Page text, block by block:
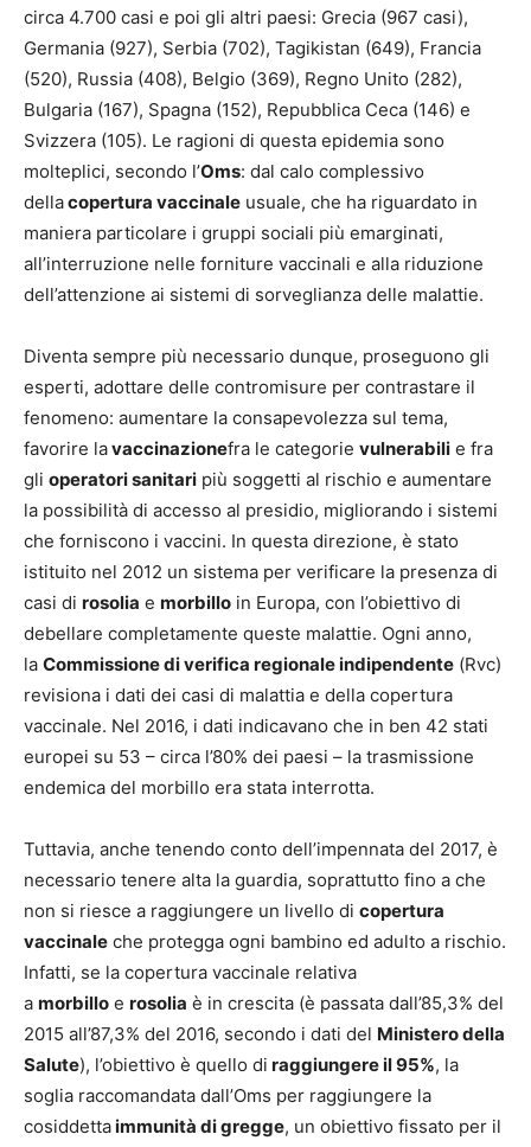
circa 4.700 casi e poi gli altri paesi: Grecia (967 casi),
Germania (927), Serbia (702), Tagikistan (649), Francia
(520), Russia (408), Belgio (369), Regno Unito (282),
Bulgaria (167), Spagna (152), Repubblica Ceca (146) e
Svizzera (105). Le ragioni di questa epidemia sono
molteplici, secondo l’Oms: dal calo complessivo
dellacopertura vaccinale usuale, che ha riguardato in
maniera particolare i gruppi sociali più emarginati,
all’interruzione nelle forniture vaccinali e alla riduzione
dell’attenzione ai sistemi di sorveglianza delle malattie.
Diventa sempre più necessario dunque, proseguono gli
esperti, adottare delle contromisure per contrastare il
fenomeno: aumentare la consapevolezza sul tema,
favorire lavaccinazionefra le categorie vulnerabili e fra
gli operatori sanitari più soggetti al rischio e aumentare
la possibilità di accesso al presidio, migliorando i sistemi
che forniscono i vaccini. In questa direzione, è stato
istituito nel 2012 un sistema per verificare la presenza di
casi di rosolia e morbillo in Europa, con l’obiettivo di
debellare completamente queste malattie. Ogni anno,
la Commissione di verifica regionale indipendente (Rvc)
revisiona i dati dei casi di malattia e della copertura
vaccinale. Nel 2016, i dati indicavano che in ben 42 stati
europei su 53 – circa l’80% dei paesi – la trasmissione
endemica del morbillo era stata interrotta.
Tuttavia, anche tenendo conto dell’impennata del 2017, è
necessario tenere alta la guardia, soprattutto fino a che
non si riesce a raggiungere un livello di copertura
vaccinale che protegga ogni bambino ed adulto a rischio.
Infatti, se la copertura vaccinale relativa
a morbillo e rosolia è in crescita (è passata dall’85,3% del
2015 all’87,3% del 2016, secondo i dati del Ministero della
Salute), l’obiettivo è quello di raggiungere il 95%, la
soglia raccomandata dall’Oms per raggiungere la
cosiddettaimmunità di gregge, un obiettivo fissato per il